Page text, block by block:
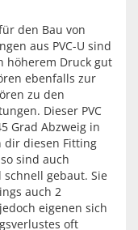
den Bau von
aus PVC-U sind
höherem Druck gut
ebenfalls zur
zu den
Dieser PVC
Grad Abzweig in
dir diesen Fitting
sind auch
gebaut. Sie
auch 2
eigenen sich
oft